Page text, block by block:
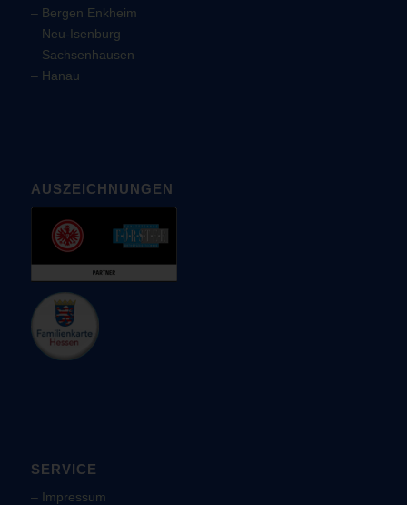
– Bergen Enkheim
– Neu-Isenburg
– Sachsenhausen
– Hanau
AUSZEICHNUNGEN
SERVICE
– Impressum